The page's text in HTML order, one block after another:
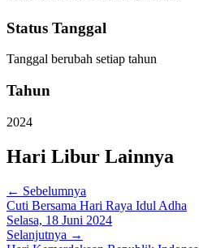
Status Tanggal
Tanggal berubah setiap tahun
Tahun
2024
Hari Libur Lainnya
← Sebelumnya
Cuti Bersama Hari Raya Idul Adha
Selasa, 18 Juni 2024
Selanjutnya →